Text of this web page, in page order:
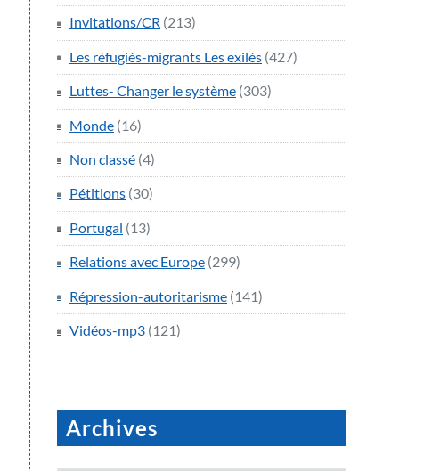
Invitations/CR (213)
Les réfugiés-migrants Les exilés (427)
Luttes- Changer le système (303)
Monde (16)
Non classé (4)
Pétitions (30)
Portugal (13)
Relations avec Europe (299)
Répression-autoritarisme (141)
Vidéos-mp3 (121)
Archives